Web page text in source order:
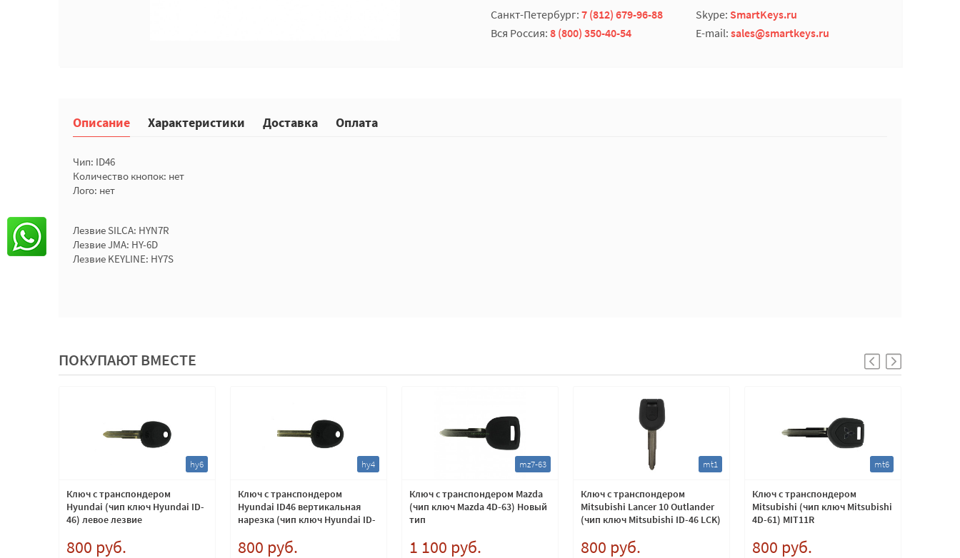
Санкт-Петербург: 7 (812) 679-96-88 Skype: SmartKeys.ru
Вся Россия: 8 (800) 350-40-54 E-mail: sales@smartkeys.ru
Описание Характеристики Доставка Оплата
Чип: ID46
Количество кнопок: нет
Лого: нет
Лезвие SILCA: HYN7R
Лезвие JMA: HY-6D
Лезвие KEYLINE: HY7S
ПОКУПАЮТ ВМЕСТЕ
hy6
Ключ с транспондером
Hyundai (чип ключ Hyundai ID-
46) левое лезвие
800 руб.
hy4
Ключ с транспондером
Hyundai ID46 вертикальная
нарезка (чип ключ Hyundai ID-
800 руб.
mz7-63
Ключ с транспондером Mazda
(чип ключ Mazda 4D-63) Новый
тип
1 100 руб.
mt1
Ключ с транспондером
Mitsubishi Lancer 10 Outlander
(чип ключ Mitsubishi ID-46 LCK)
800 руб.
mt6
Ключ с транспондером
Mitsubishi (чип ключ Mitsubishi
4D-61) MIT11R
800 руб.